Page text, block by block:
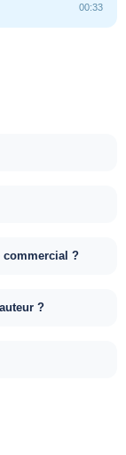
00:33
commercial ?
?